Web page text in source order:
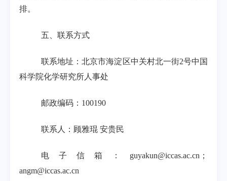
排。
五、联系方式
联系地址：北京市海淀区中关村北一街2号中国
科学院化学研究所人事处
邮政编码： 100190
联系人：顾雅琨 安贵民
电子信箱： guyakun@iccas.ac.cn ；
angm@iccas.ac.cn